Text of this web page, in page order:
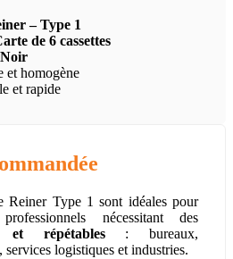
– Type 1
de 6 cassettes
Noir
et homogène
et rapide
Reiner Type 1 sont idéales pour
nécessitant des
et répétables: bureaux,
logistiques et industries.